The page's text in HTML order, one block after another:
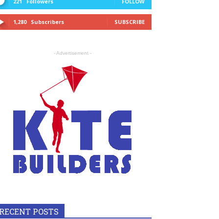
1,280 Subscribers SUBSCRIBE
- Advertisement -
POSTS